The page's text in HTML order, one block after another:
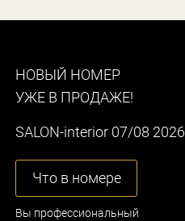
НОВЫЙ НОМЕР
УЖЕ В ПРОДАЖЕ!
SALON-interior 07/08 2026
Что в номере
Вы профессиональный